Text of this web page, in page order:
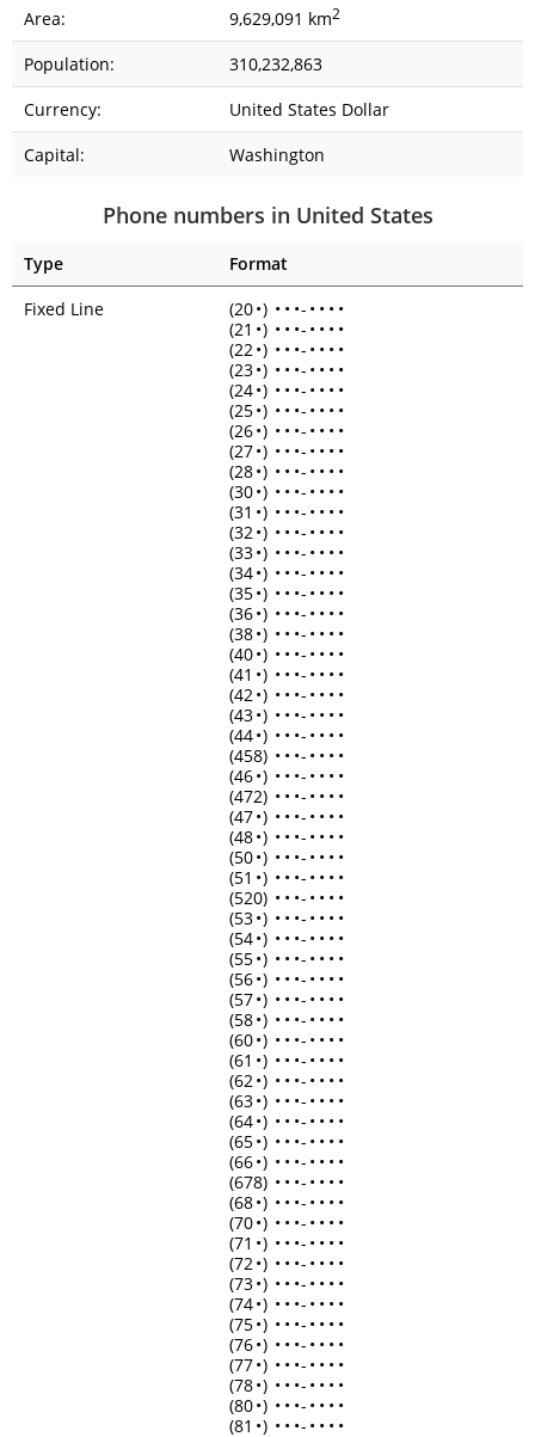
Area: 9,629,091 km2
Population:
310,232,863
Currency:
United States Dollar
Capital:
Washington
Phone numbers in United States
Type
Format
Fixed Line
(20•) • • •- • • • •
(21 •) • • •- • • • •
(22•) • • •- • • • •
(23•) • • •- • • • •
(24•) • • •- • • • •
(25•) • • •- • • • •
(26•) • • •- • • • •
(27•) • • •- • • • •
(28•) • • •- • • • •
(30•) • • •- • • • •
(31 •) • • •- • • • •
(32•) • • •- • • • •
(33•) • • •- • • • •
(34•) • • •- • • • •
(35•) • • •- • • • •
(36•) • • •- • • • •
(38•) • • •- • • • •
(40•) • • •- • • • •
(41 •) • • •- • • • •
(42•) • • •- • • • •
(43•) • • •- • • • •
(44•) • • •- • • • •
(458) • • •- • • • •
(46•) • • •- • • • •
(472) • • •- • • • •
(47•) • • •- • • • •
(48•) • • •- • • • •
(50•) • • •- • • • •
(51 •) • • •- • • • •
(520) • • •- • • • •
(53•) • • •- • • • •
(54•) • • •- • • • •
(55•) • • •- • • • •
(56•) • • •- • • • •
(57•) • • •- • • • •
(58•) • • •- • • • •
(60•) • • •- • • • •
(61 •) • • •- • • • •
(62•) • • •- • • • •
(63•) • • •- • • • •
(64•) • • •- • • • •
(65•) • • •- • • • •
(66•) • • •- • • • •
(678) • • •- • • • •
(68•) • • •- • • • •
(70•) • • •- • • • •
(71 •) • • •- • • • •
(72•) • • •- • • • •
(73•) • • •- • • • •
(74•) • • •- • • • •
(75•) • • •- • • • •
(76•) • • •- • • • •
(77•) • • •- • • • •
(78•) • • •- • • • •
(80•) • • •- • • • •
(81 •) • • •- • • • •